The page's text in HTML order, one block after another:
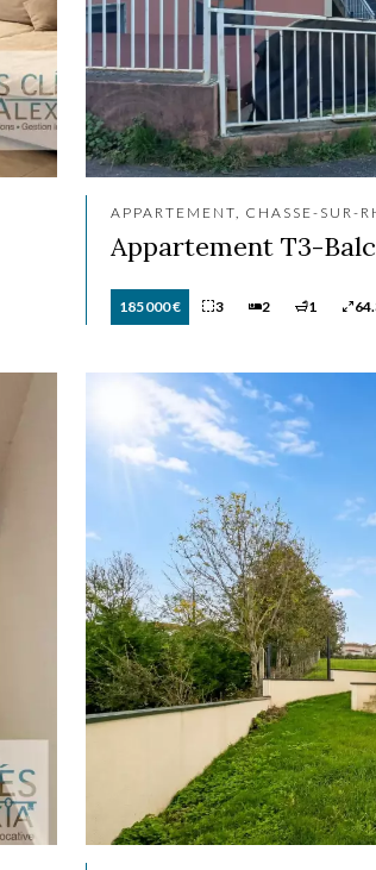
APPARTEMENT, CHASSE-SUR-
Appartement T3-
185 000 € 3 2 1